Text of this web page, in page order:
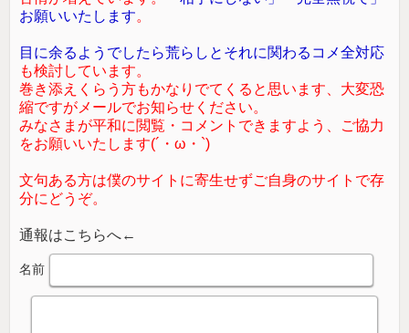
お願いいたします。
目に余るようでしたら荒らしとそれに関わるコメ全対応
も検討しています。
巻き添えくらう方もかなりでてくると思います、大変恐
縮ですがメールでお知らせください。
みなさまが平和に閲覧・コメントできますよう、ご協力
をお願いいたします(´・ω・`)
文句ある方は僕のサイトに寄生せずご自身のサイトで存
分にどうぞ。
通報はこちらへ←
名前